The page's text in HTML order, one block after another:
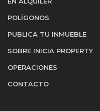
POLÍGONOS
PUBLICA TU INMUEBLE
SOBRE INICIA PROPERTY
OPERACIONES
CONTACTO